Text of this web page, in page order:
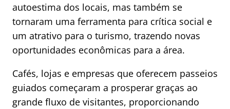
autoestima dos locais, mas também se
tornaram uma ferramenta para crítica social e
um atrativo para o turismo, trazendo novas
oportunidades econômicas para a área.
Cafés, lojas e empresas que oferecem passeios
guiados começaram a prosperar graças ao
grande fluxo de visitantes, proporcionando